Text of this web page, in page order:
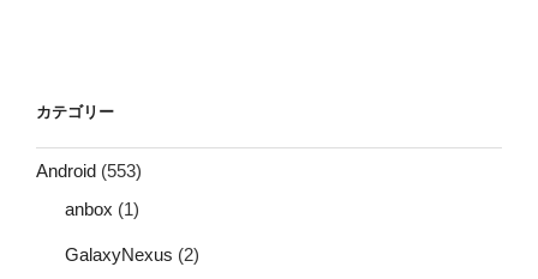
カテゴリー
Android (553)
anbox (1)
GalaxyNexus (2)